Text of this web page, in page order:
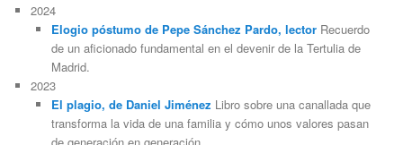
2024
Elogio póstumo de Pepe Sánchez Pardo, lectorRecuerdo
de un aficionado fundamental en el devenir de la Tertulia de
Madrid.
2023
El plagio, de Daniel Jiménez Libro sobre una canallada que
transforma la vida de una familia y cómo unos valores pasan